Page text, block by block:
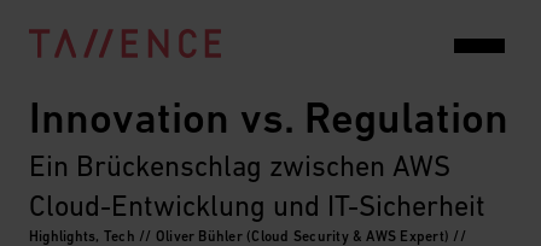
Innovation vs. Regulation
Ein Brückenschlag zwischen AWS
Cloud-Entwicklung und IT-Sicherheit
Highlights, Tech // Oliver Bühler (Cloud Security & AWS Expert) //